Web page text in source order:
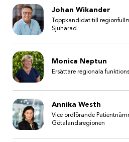
Johan Wikander
Toppkandidat till
Sjuhärad.
Monica Neptun
Ersättare regionala
Annika Westh
Vice ordförande
Götalandsregionen